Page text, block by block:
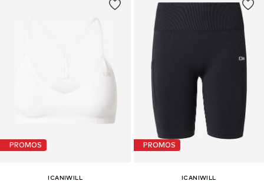
PROMOS
ICANIWILL
PROMOS
ICANIWILL